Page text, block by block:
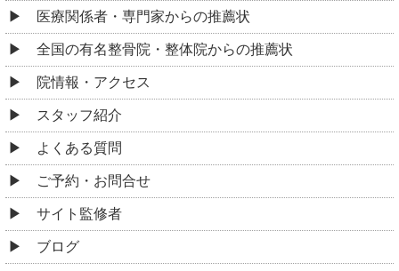
医療関係者・専門家からの推薦状
全国の有名整骨院・整体院からの推薦状
院情報・アクセス
スタッフ紹介
よくある質問
ご予約・お問合せ
サイト監修者
ブログ